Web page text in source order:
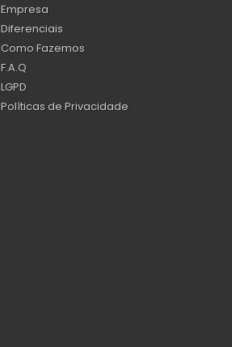
Empresa
Diferenciais
Como Fazemos
F.A.Q
LGPD
Políticas de Privacidade